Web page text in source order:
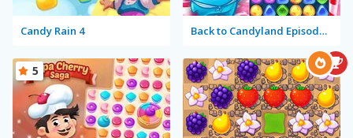
Candy Rain 4 Back to Candyland Episode 3: Sweet River
5